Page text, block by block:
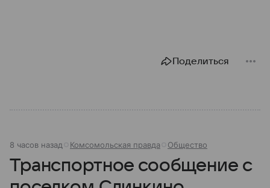
Поделиться
8 часов назад Комсомольская правда Общество
Транспортное сообщение с